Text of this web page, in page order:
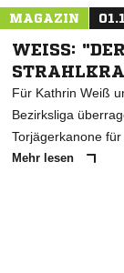
MAGAZIN
WEISS:
Für Kathrin Weiß
Bezirksliga
Torjägerkanone
Mehr lesen